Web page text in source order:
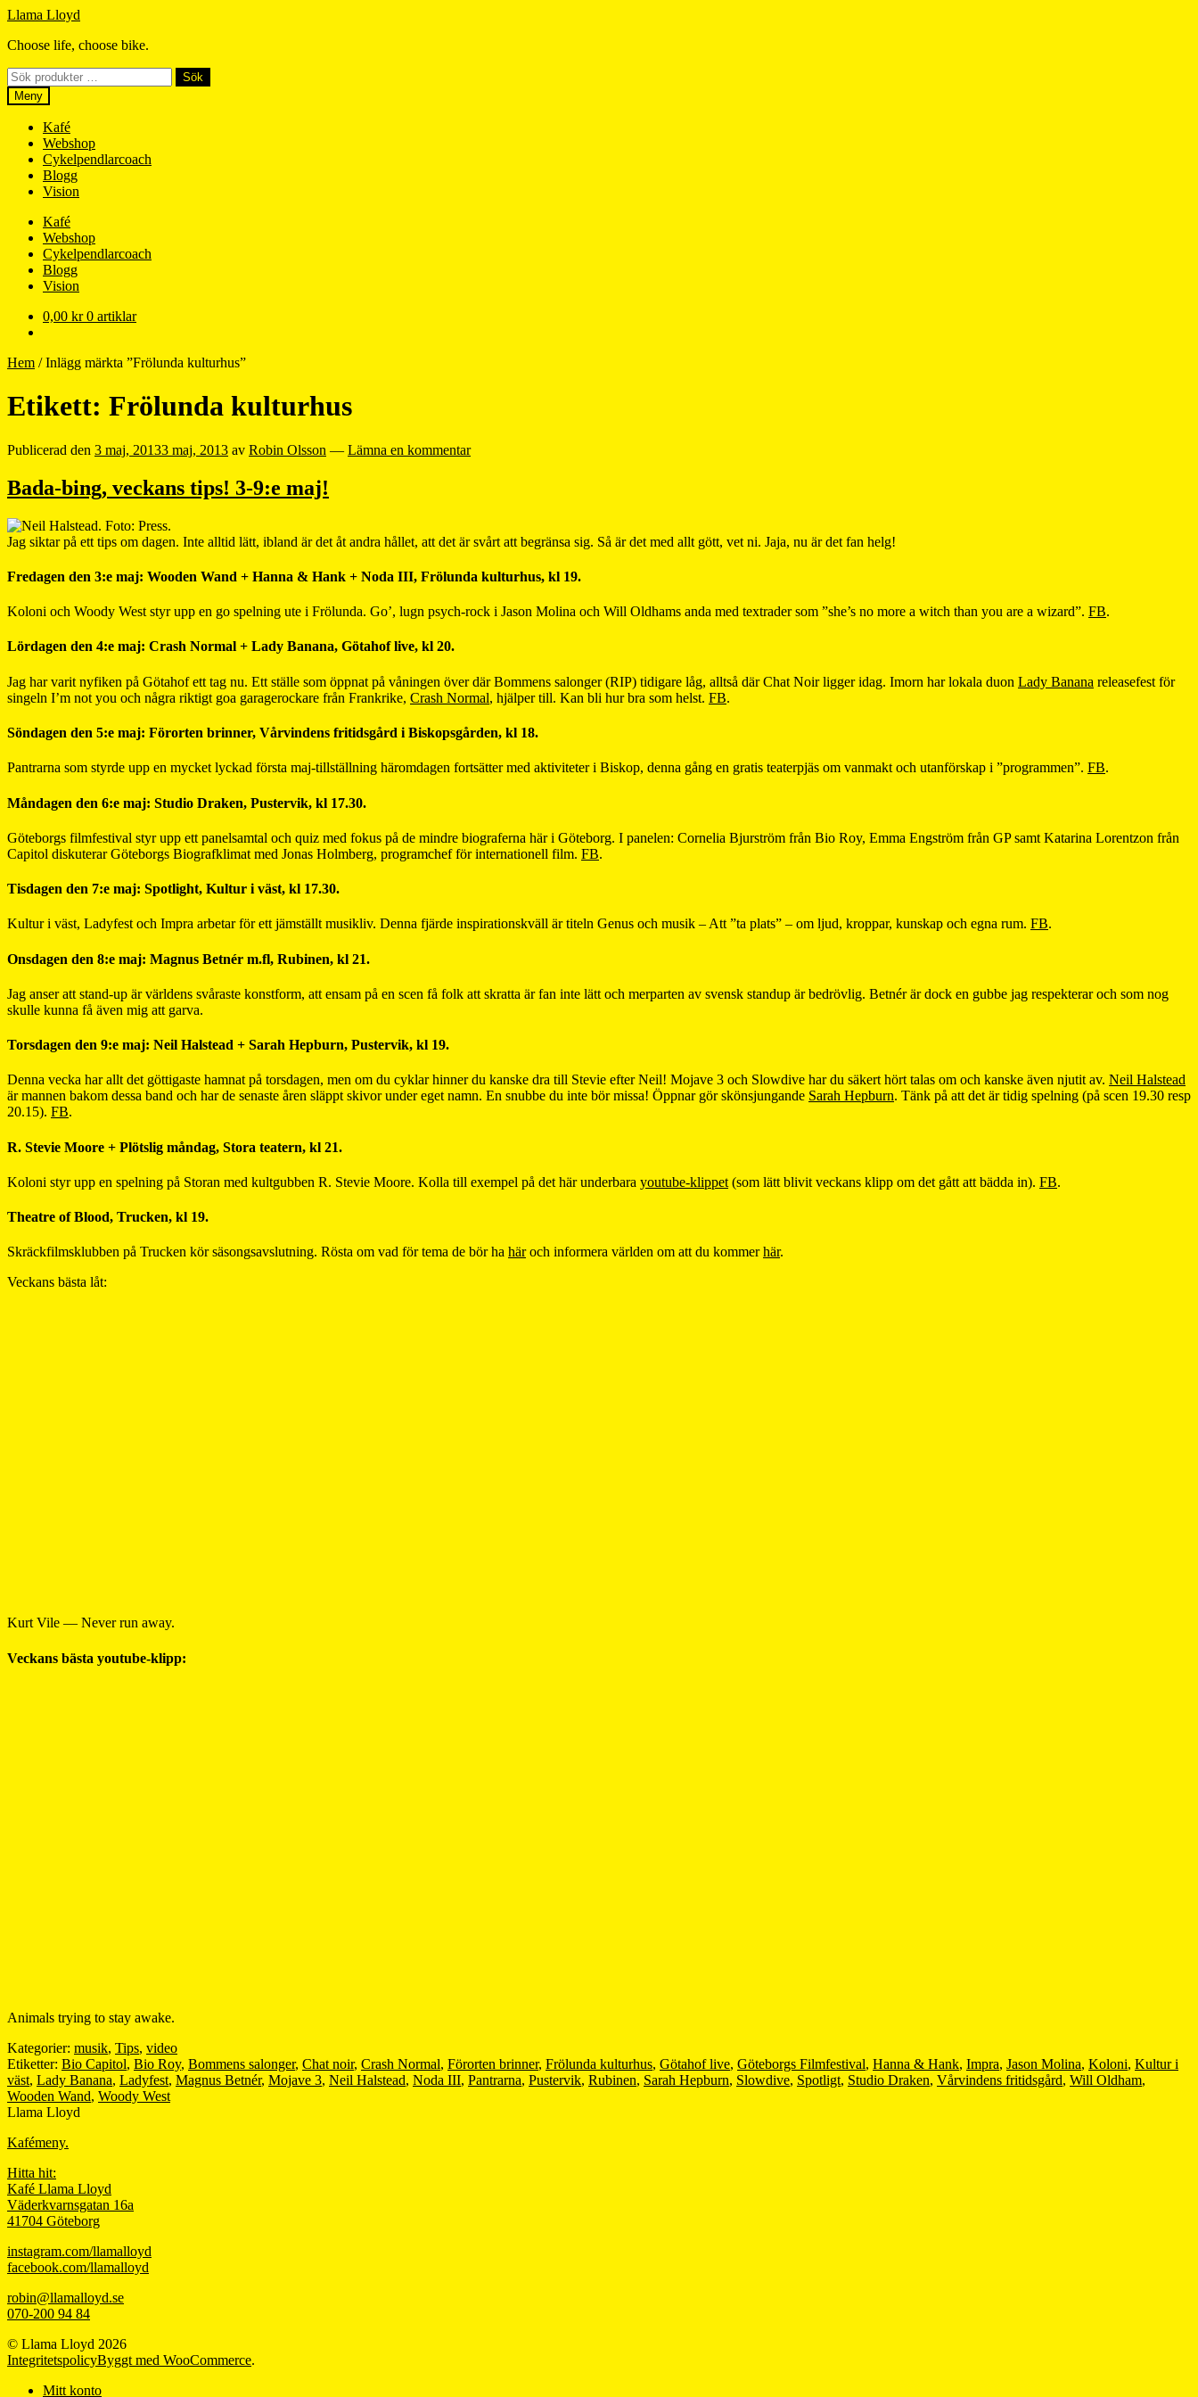
Hoppa
navigering
Hoppa
innehåll
Llama Lloyd
Choose life, choose bike.
Sök
efter:
Sök
Meny
Kafé
Webshop
Cykelpendlarcoach
Blogg
Vision
Kafé
Webshop
Cykelpendlarcoach
Blogg
Vision
0,00 kr 0 artiklar
Hem /Inlägg märkta ”Frölunda kulturhus”
Etikett: Frölunda kulturhus
Publicerad den 3 maj, 20133 maj, 2013 av Robin Olsson — Lämna en kommentar
Bada-bing, veckans tips! 3-9:e maj!
Jag siktar på ett tips om dagen. Inte alltid lätt, ibland är det åt andra hållet, att det är svårt att begränsa sig. Så är det med allt gött, vet ni. Jaja, nu är det fan helg!
Fredagen den 3:e maj: Wooden Wand + Hanna & Hank + Noda III, Frölunda kulturhus, kl 19.
Koloni och Woody West styr upp en go spelning ute i Frölunda. Go’, lugn psych-rock i Jason Molina och Will Oldhams anda med textrader som ”she’s no more a witch than you are a wizard”. FB.
Lördagen den 4:e maj: Crash Normal + Lady Banana, Götahof live, kl 20.
Jag har varit nyfiken på Götahof ett tag nu. Ett ställe som öppnat på våningen över där Bommens salonger (RIP) tidigare låg, alltså där Chat Noir ligger idag. Imorn har lokala duon Lady Banana releasefest för
singeln I’m not you och några riktigt goa garagerockare från Frankrike, Crash Normal, hjälper till. Kan bli hur bra som helst. FB.
Söndagen den 5:e maj: Förorten brinner, Vårvindens fritidsgård i Biskopsgården, kl 18.
Pantrarna som styrde upp en mycket lyckad första maj-tillställning häromdagen fortsätter med aktiviteter i Biskop, denna gång en gratis teaterpjäs om vanmakt och utanförskap i ”programmen”. FB.
Måndagen den 6:e maj: Studio Draken, Pustervik, kl 17.30.
Göteborgs filmfestival styr upp ett panelsamtal och quiz med fokus på de mindre biograferna här i Göteborg. I panelen: Cornelia Bjurström från Bio Roy, Emma Engström från GP samt Katarina Lorentzon från
Capitol diskuterar Göteborgs Biografklimat med Jonas Holmberg, programchef för internationell film. FB.
Tisdagen den 7:e maj: Spotlight, Kultur i väst, kl 17.30.
Kultur i väst, Ladyfest och Impra arbetar för ett jämställt musikliv. Denna fjärde inspirationskväll är titeln Genus och musik – Att ”ta plats” – om ljud, kroppar, kunskap och egna rum. FB.
Onsdagen den 8:e maj: Magnus Betnér m.fl, Rubinen, kl 21.
Jag anser att stand-up är världens svåraste konstform, att ensam på en scen få folk att skratta är fan inte lätt och merparten av svensk standup är bedrövlig. Betnér är dock en gubbe jag respekterar och som nog
skulle kunna få även mig att garva.
Torsdagen den 9:e maj: Neil Halstead + Sarah Hepburn, Pustervik, kl 19.
Denna vecka har allt det göttigaste hamnat på torsdagen, men om du cyklar hinner du kanske dra till Stevie efter Neil! Mojave 3 och Slowdive har du säkert hört talas om och kanske även njutit av. Neil Halstead
är mannen bakom dessa band och har de senaste åren släppt skivor under eget namn. En snubbe du inte bör missa! Öppnar gör skönsjungande Sarah Hepburn. Tänk på att det är tidig spelning (på scen 19.30 resp
20.15). FB.
R. Stevie Moore + Plötslig måndag, Stora teatern, kl 21.
Koloni styr upp en spelning på Storan med kultgubben R. Stevie Moore. Kolla till exempel på det här underbara youtube-klippet (som lätt blivit veckans klipp om det gått att bädda in). FB.
Theatre of Blood, Trucken, kl 19.
Skräckfilmsklubben på Trucken kör säsongsavslutning. Rösta om vad för tema de bör ha häroch informera världen om att du kommerhär.
Veckans bästa låt:
Kurt Vile — Never run away.
Veckans bästa youtube-klipp:
Animals trying to stay awake.
Kategorier: musik, Tips, video
Etiketter: Bio Capitol, Bio Roy, Bommens salonger, Chat noir, Crash Normal, Förorten brinner, Frölunda kulturhus, Götahof live, Göteborgs Filmfestival, Hanna & Hank, Impra, Jason Molina, Koloni, Kultur i
väst, Lady Banana, Ladyfest, Magnus Betnér, Mojave 3, Neil Halstead, Noda III, Pantrarna, Pustervik, Rubinen, Sarah Hepburn, Slowdive, Spotligt, Studio Draken, Vårvindens fritidsgård, Will Oldham,
Wooden Wand, Woody West
Llama Lloyd
Kafémeny.
Hitta hit:
Kafé Llama Lloyd
Väderkvarnsgatan 16a
41704 Göteborg
instagram.com/llamalloyd
facebook.com/llamalloyd
robin@llamalloyd.se
070-200 94 84
© Llama Lloyd 2026
IntegritetspolicyByggt med WooCommerce.
Mitt konto